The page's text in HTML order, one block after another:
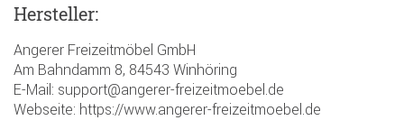
Hersteller:
Angerer Freizeitmöbel GmbH
Am Bahndamm 8, 84543 Winhöring
E-Mail: support@angerer-freizeitmoebel.de
Webseite: https://www.angerer-freizeitmoebel.de